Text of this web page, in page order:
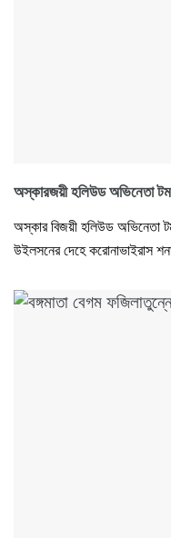
অস্কারজয়ী হলিউড অভিনেতা
অস্কার বিজয়ী হলিউড অভিনেতা
উইলসনের দেহে করোনাভাইরাস